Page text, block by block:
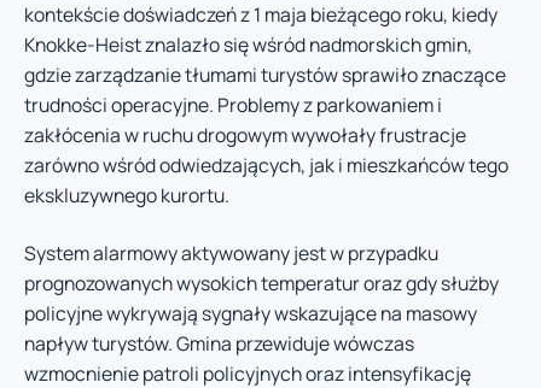
kontekście doświadczeń z 1 maja bieżącego roku, kiedy
Knokke-Heist znalazło się wśród nadmorskich gmin,
gdzie zarządzanie tłumami turystów sprawiło znaczące
trudności operacyjne. Problemy z parkowaniem i
zakłócenia w ruchu drogowym wywołały frustracje
zarówno wśród odwiedzających, jak i mieszkańców tego
ekskluzywnego kurortu.
System alarmowy aktywowany jest w przypadku
prognozowanych wysokich temperatur oraz gdy służby
policyjne wykrywają sygnały wskazujące na masowy
napływ turystów. Gmina przewiduje wówczas
wzmocnienie patroli policyjnych oraz intensyfikację